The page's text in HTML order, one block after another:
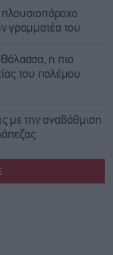
πλουσιοπάροχο
γραμματέα του
η πιο
του πολέμου
με την αναβάθμιση